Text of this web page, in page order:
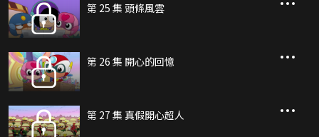
第 25 集 頭條風雲
第 26 集 開心的回憶
第 27 集 真假開心超人